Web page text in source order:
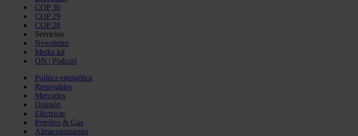
COP 30
COP 29
COP 28
Servicios
Newsletter
Media kit
ON | Podcast
Política energética
Renovables
Mercados
Opinión
Eléctricas
Petróleo & Gas
Almacenamiento